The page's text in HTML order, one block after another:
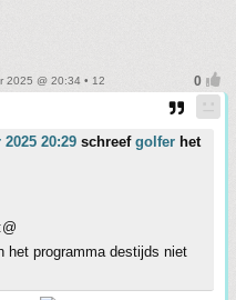
2025 @ 20:34 • 12
20:29 schreef golfer het
het programma destijds niet